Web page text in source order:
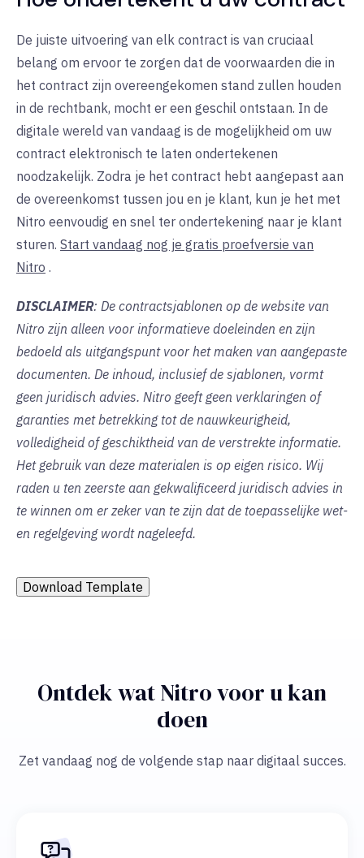
De juiste uitvoering van elk contract is van cruciaal
belang om ervoor te zorgen dat de voorwaarden die in
het contract zijn overeengekomen stand zullen houden
in de rechtbank, mocht er een geschil ontstaan. In de
digitale wereld van vandaag is de mogelijkheid om uw
contract elektronisch te laten ondertekenen
noodzakelijk. Zodra je het contract hebt aangepast aan
de overeenkomst tussen jou en je klant, kun je het met
Nitro eenvoudig en snel ter ondertekening naar je klant
sturen. Start vandaag nog je gratis proefversie van
Nitro .
DISCLAIMER: De contractsjablonen op de website van
Nitro zijn alleen voor informatieve doeleinden en zijn
bedoeld als uitgangspunt voor het maken van aangepaste
documenten. De inhoud, inclusief de sjablonen, vormt
geen juridisch advies. Nitro geeft geen verklaringen of
garanties met betrekking tot de nauwkeurigheid,
volledigheid of geschiktheid van de verstrekte informatie.
Het gebruik van deze materialen is op eigen risico. Wij
raden u ten zeerste aan gekwalificeerd juridisch advies in
te winnen om er zeker van te zijn dat de toepasselijke wet-
en regelgeving wordt nageleefd.
Download Template
Ontdek wat Nitro voor u kan
doen
Zet vandaag nog de volgende stap naar digitaal succes.